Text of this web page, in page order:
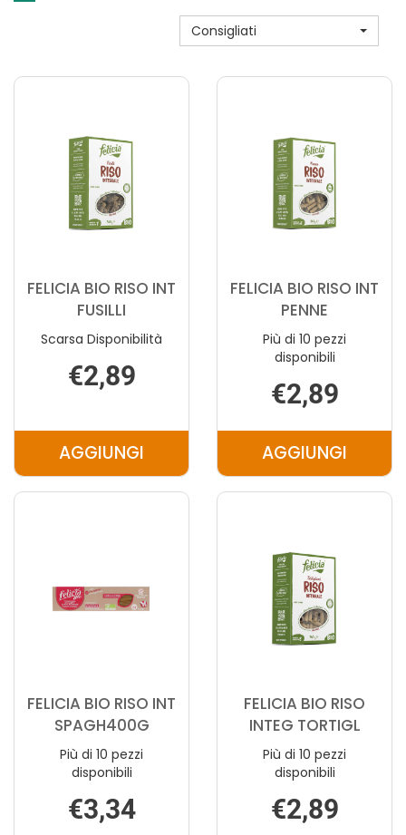
Consigliati
FELICIA BIO RISO INT
FUSILLI
Scarsa Disponibilità
€2,89
AGGIUNGIAGGIUNGI FELICIA
BIO
CARRELLO
FELICIA BIO RISO INT
PENNE
Più di 10 pezzi
disponibili
€2,89
AGGIUNGIAGGIUNGI
BIO
PENNE AL
CARRELLO
FELICIA BIO RISO INT
SPAGH400G
Più di 10 pezzi
disponibili
€3,34
FELICIA BIO RISO
INTEG TORTIGL
Più di 10 pezzi
disponibili
€2,89